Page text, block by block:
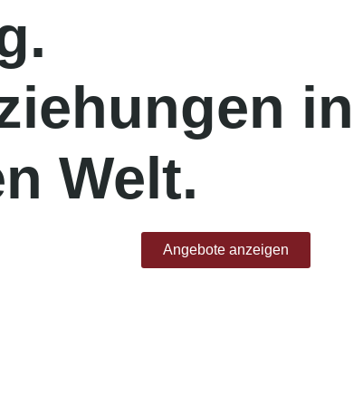
Welt.
Angebote anzeigen